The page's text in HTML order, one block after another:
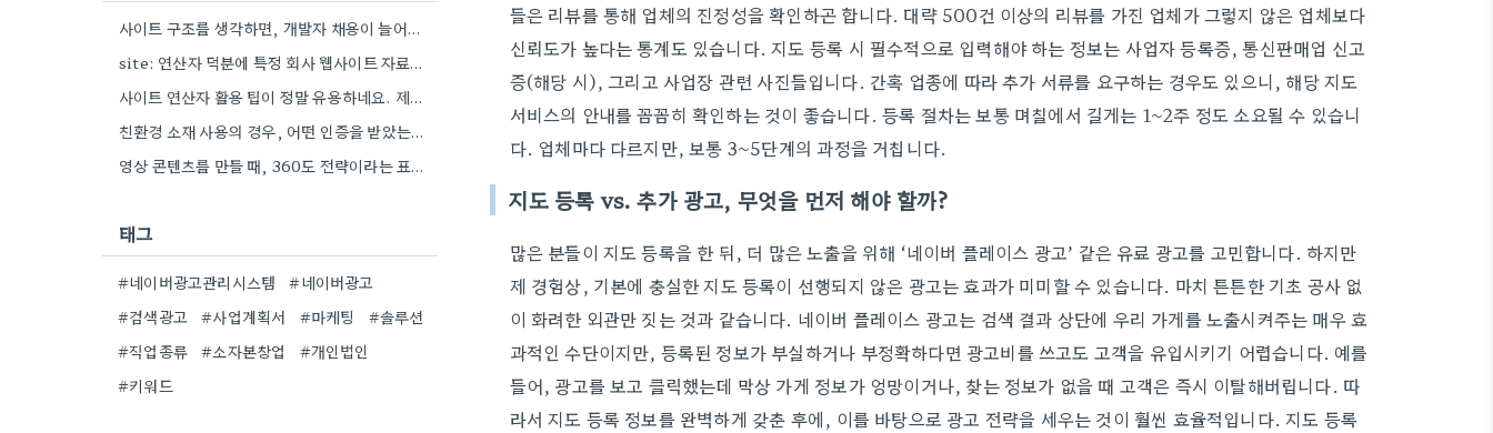
들은 리뷰를 통해 업체의 진정성을 확인하곤 합니다. 대략 500건 이상의 리뷰를 가진 업체가 그렇지 않은 업체보다
신뢰도가 높다는 통계도 있습니다. 지도 등록 시 필수적으로 입력해야 하는 정보는 사업자 등록증, 통신판매업 신고
증(해당 시), 그리고 사업장 관련 사진들입니다. 간혹 업종에 따라 추가 서류를 요구하는 경우도 있으니, 해당 지도
서비스의 안내를 꼼꼼히 확인하는 것이 좋습니다. 등록 절차는 보통 며칠에서 길게는 1~2주 정도 소요될 수 있습니
다. 업체마다 다르지만, 보통 3~5단계의 과정을 거칩니다.
지도 등록 vs. 추가 광고, 무엇을 먼저 해야 할까?
많은 분들이 지도 등록을 한 뒤, 더 많은 노출을 위해 ‘네이버 플레이스 광고’ 같은 유료 광고를 고민합니다. 하지만
제 경험상, 기본에 충실한 지도 등록이 선행되지 않은 광고는 효과가 미미할 수 있습니다. 마치 튼튼한 기초 공사 없
이 화려한 외관만 짓는 것과 같습니다. 네이버 플레이스 광고는 검색 결과 상단에 우리 가게를 노출시켜주는 매우 효
과적인 수단이지만, 등록된 정보가 부실하거나 부정확하다면 광고비를 쓰고도 고객을 유입시키기 어렵습니다. 예를
들어, 광고를 보고 클릭했는데 막상 가게 정보가 엉망이거나, 찾는 정보가 없을 때 고객은 즉시 이탈해버립니다. 따
라서 지도 등록 정보를 완벽하게 갖춘 후에, 이를 바탕으로 광고 전략을 세우는 것이 훨씬 효율적입니다. 지도 등록
사이트 구조를 생각하면, 개발자 채용이 늘어난다는 건 확실히 기술 투자 확대 가능성이 높다는 점이 흥미롭네요.
site: 연산자 덕분에 특정 회사 웹사이트 자료만 빠르게 찾을 수 있다는 점이 흥미로웠어요. 실제로 활용하면…
사이트 연산자 활용 팁이 정말 유용하네요. 제가 웹사이트 특정 부분만 검색할 때 항상 직접 검색어를…
친환경 소재 사용의 경우, 어떤 인증을 받았는지, 그리고 그 인증이 실제로 고객에게 어떤 긍정적인 경험으로…
영상 콘텐츠를 만들 때, 360도 전략이라는 표현이 흥미롭네요. 단순히 정보를 전달하는 것보다 고객 참여를 유도하는…
태그
#네이버광고관리시스템
#네이버광고
#검색광고
#사업계획서 #마케팅
#솔루션
#직업종류
#소자본창업
#개인법인
#키워드